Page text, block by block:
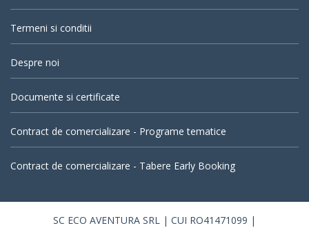
Termeni si conditii
Despre noi
Documente si certificate
Contract de comercializare - Programe tematice
Contract de comercializare - Tabere Early Booking
SC ECO AVENTURA SRL | CUI RO41471099 |